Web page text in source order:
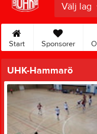
Välj lag
Start Sponsorer
UHK-Hammarö